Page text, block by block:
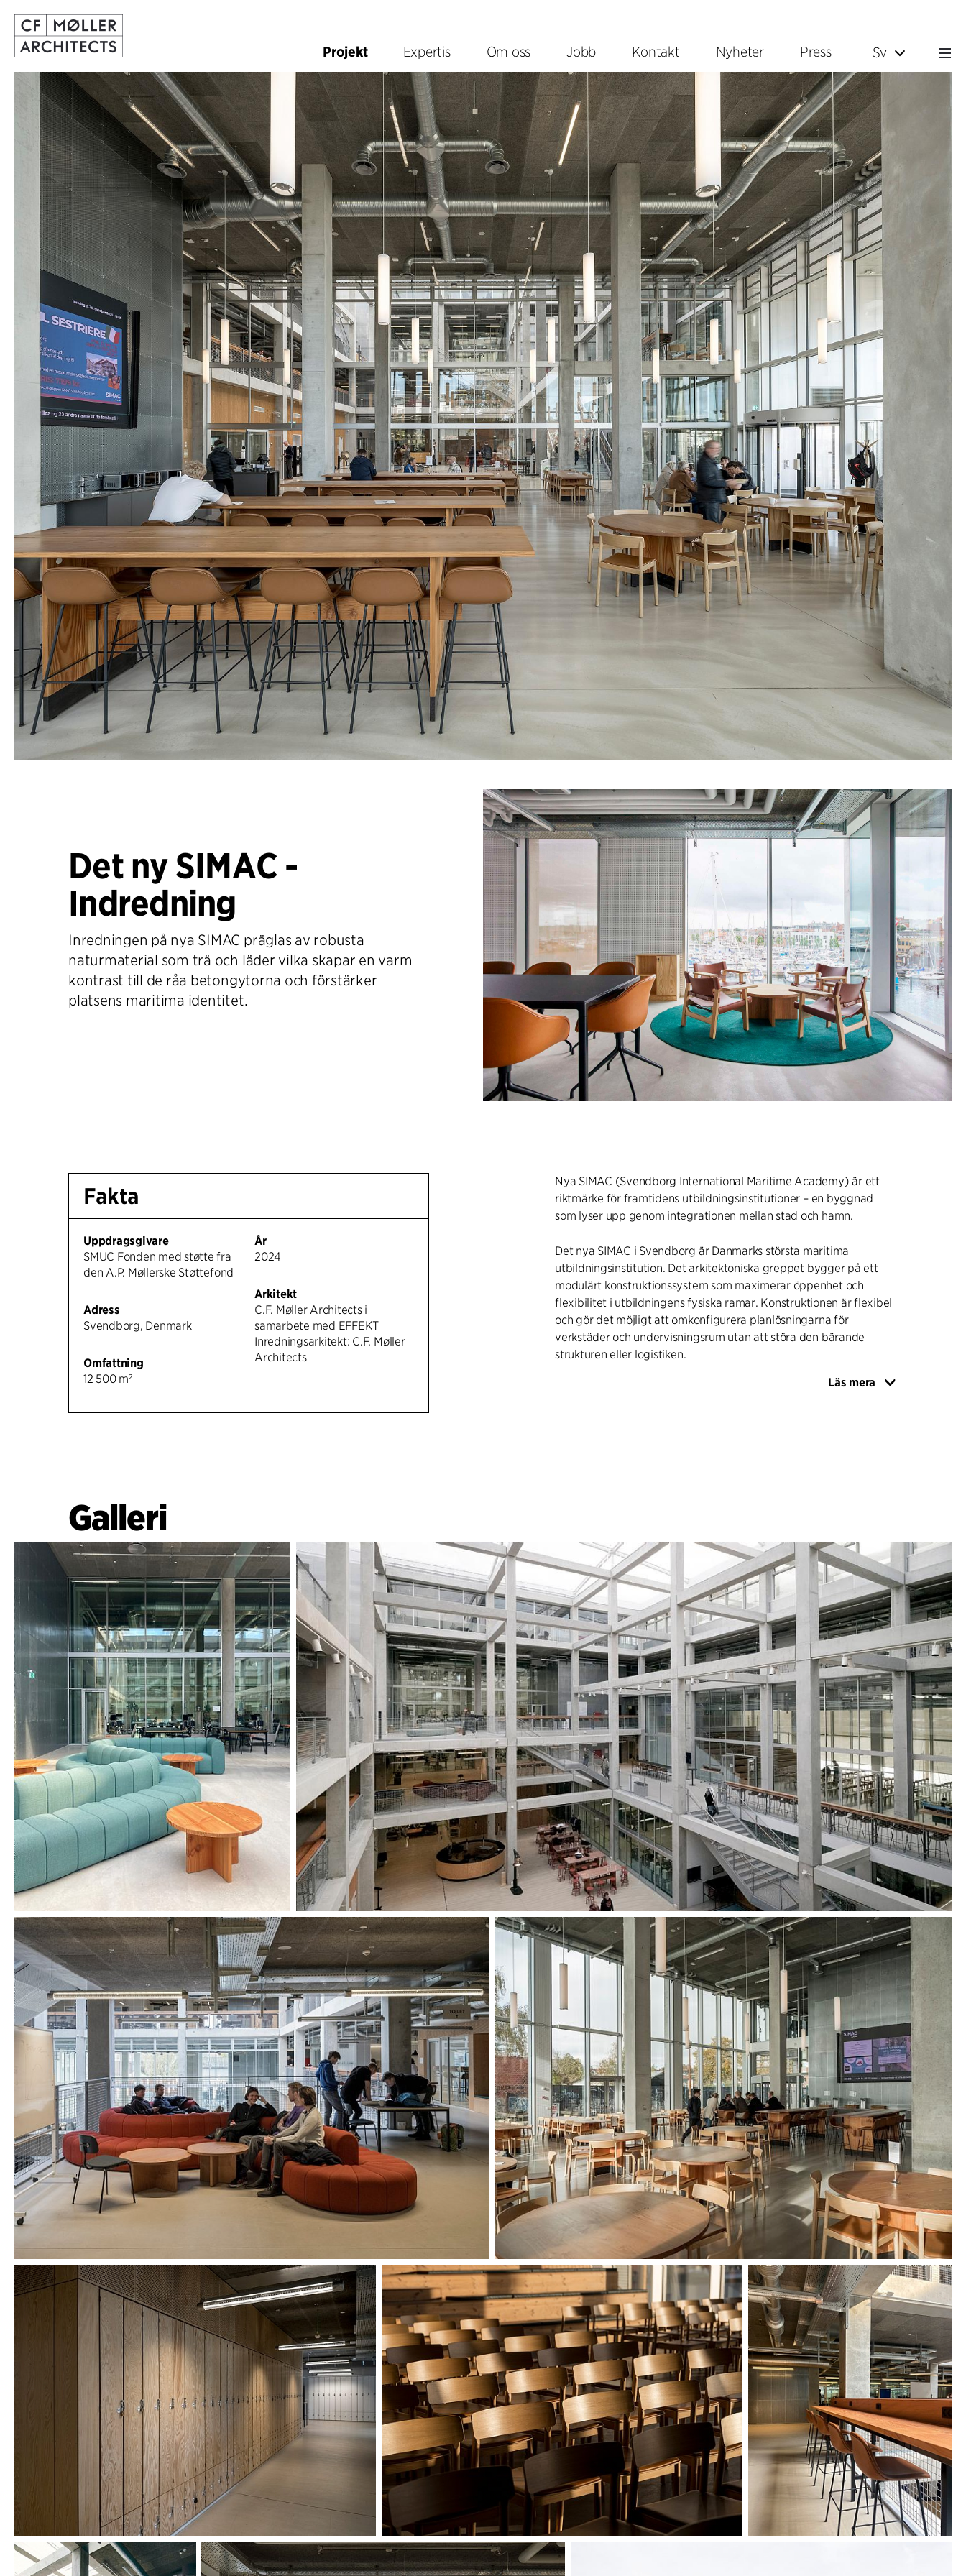
Projekt Expertis Om oss Jobb Kontakt Nyheter Press Sv
Det ny SIMAC -
Indredning
Inredningen på nya SIMAC präglas av robusta
naturmaterial som trä och läder vilka skapar en varm
kontrast till de råa betongytorna och förstärker
platsens maritima identitet.
Fakta
Uppdragsgivare
SMUC Fonden med støtte fra
den A.P. Møllerske Støttefond
Adress
Svendborg, Denmark
Omfattning
12 500 m²
År
2024
Arkitekt
C.F. Møller Architects i
samarbete med EFFEKT
Inredningsarkitekt: C.F. Møller
Architects
Nya SIMAC (Svendborg International Maritime Academy) är ett
riktmärke för framtidens utbildningsinstitutioner – en byggnad
som lyser upp genom integrationen mellan stad och hamn.
Det nya SIMAC i Svendborg är Danmarks största maritima
utbildningsinstitution. Det arkitektoniska greppet bygger på ett
modulärt konstruktionssystem som maximerar öppenhet och
flexibilitet i utbildningens fysiska ramar. Konstruktionen är flexibel
och gör det möjligt att omkonfigurera planlösningarna för
verkstäder och undervisningsrum utan att störa den bärande
strukturen eller logistiken.
Interiören har exponerade råa betongytor, och golven, både i
Naturmaterial används i stor utsträckning och framstår i sin
naturliga materialitet. Möblerna har samma autenticitet som
byggnaden. Inredningsprojektet tillför det som är närmast
kroppen – det man sitter på, lutar sig mot och rör vid. Byggnadens
råa karaktär balanseras av varma material som trä, läder och filt,
vilka upplevs varma både för ögat och kroppen. De valda och
specialritade möblerna är robusta och har tyngd, som en motvikt
till de stora, ljusa och öppna rummen. Belysningen är industriell,
och utvalda möbler har rundade och mjuka former. Alla ytor
framstår som ärliga och taktila för att vidareföra husets grundidé.
Färgskalan är inspirerad av naturen på södra Fyn, med särskild
hänvisning till SIMAC:s nära kontakt med vattnet, himlen och de
förbipasserande fartygen. Merparten av inredningen är
specialritad för nya SIMAC för att fullända byggnaden och skapa
en tydlig identitet för platsen.
Läs mera
Galleri